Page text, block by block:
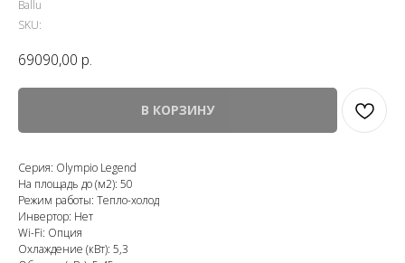
Ballu
SKU:
69090,00 р.
В КОРЗИНУ
Серия: Olympio Legend
На площадь до (м2): 50
Режим работы: Тепло-холод
Инвертор: Нет
Wi-Fi: Опция
Охлаждение (кВт): 5,3